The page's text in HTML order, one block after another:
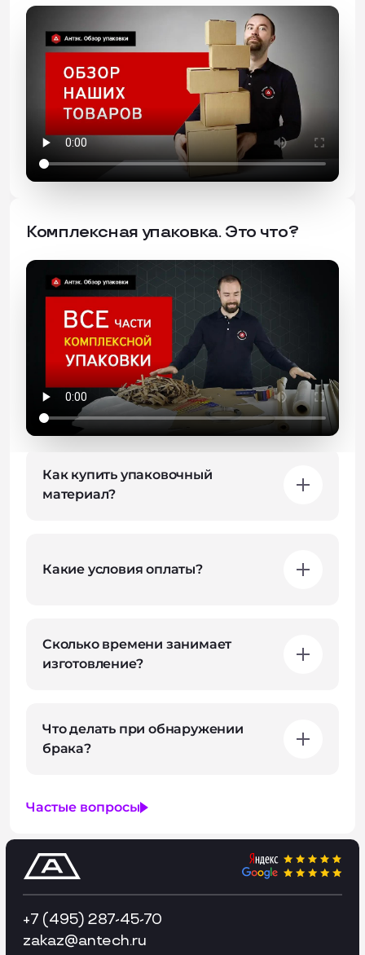
Комплексная упаковка. Это что?
Частые вопросы
Как купить упаковочный
материал?
Какие условия оплаты?
Сколько времени занимает
изготовление?
Что делать при обнаружении
брака?
Частые вопросы
+7 (495) 287-45-70
zakaz@antech.ru